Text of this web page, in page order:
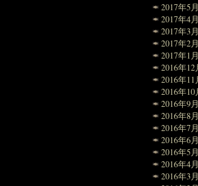
2017年5月
2017年4月
2017年3月
2017年2月
2017年1月
2016年12
2016年11
2016年10
2016年9月
2016年8月
2016年7月
2016年6月
2016年5月
2016年4月
2016年3月